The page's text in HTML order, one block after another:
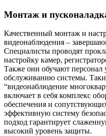
Монтаж и
Качественный монтаж и
видеонаблюдения –
Специалисты проводят
настройку камер,
Также они обучают
обслуживанию системы.
“видеонаблюдение
включает в себя комплекс
обеспечения и
эффективную систему
подход гарантирует
высокий уровень защиты.